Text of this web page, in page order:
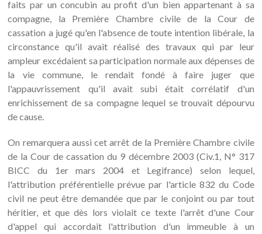
faits par un concubin au profit d'un bien appartenant à sa
compagne, la Première Chambre civile de la Cour de
cassation a jugé qu'en l'absence de toute intention libérale, la
circonstance qu'il avait réalisé des travaux qui par leur
ampleur excédaient sa participation normale aux dépenses de
la vie commune, le rendait fondé à faire juger que
l'appauvrissement qu'il avait subi était corrélatif d'un
enrichissement de sa compagne lequel se trouvait dépourvu
de cause.
On remarquera aussi cet arrêt de la Première Chambre civile
de la Cour de cassation du 9 décembre 2003 (Civ.1, N° 317
BICC du 1er mars 2004 et Legifrance) selon lequel,
l'attribution préférentielle prévue par l'article 832 du Code
civil ne peut être demandée que par le conjoint ou par tout
héritier, et que dès lors violait ce texte l'arrêt d'une Cour
d'appel qui accordait l'attribution d'un immeuble à un